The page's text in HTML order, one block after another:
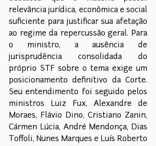
relevância jurídica, econômica e social
suficiente para justificar sua afetação
ao regime da repercussão geral. Para
o ministro, a ausência de
jurisprudência consolidada do
próprio STF sobre o tema exige um
posicionamento definitivo da Corte.
Seu entendimento foi seguido pelos
ministros Luiz Fux, Alexandre de
Moraes, Flávio Dino, Cristiano Zanin,
Cármen Lúcia, André Mendonça, Dias
Toffoli, Nunes Marques e Luís Roberto